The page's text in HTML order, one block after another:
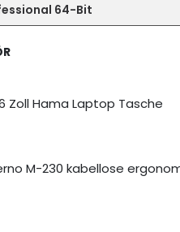
64-Bit
Zoll Hama Laptop Tasche
M-230 kabellose